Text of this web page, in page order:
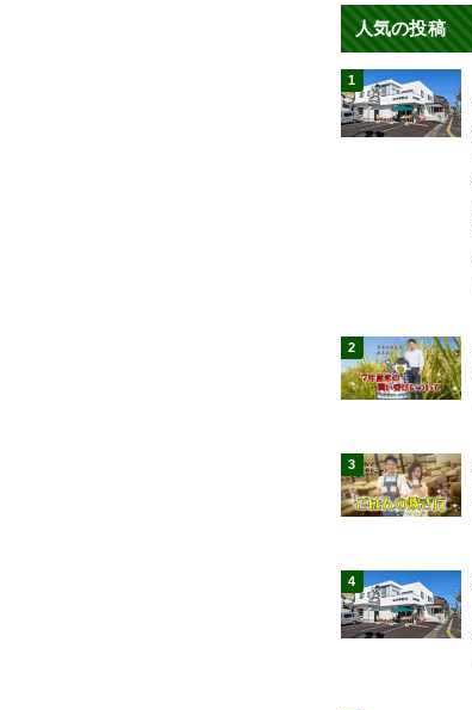
人気の投稿